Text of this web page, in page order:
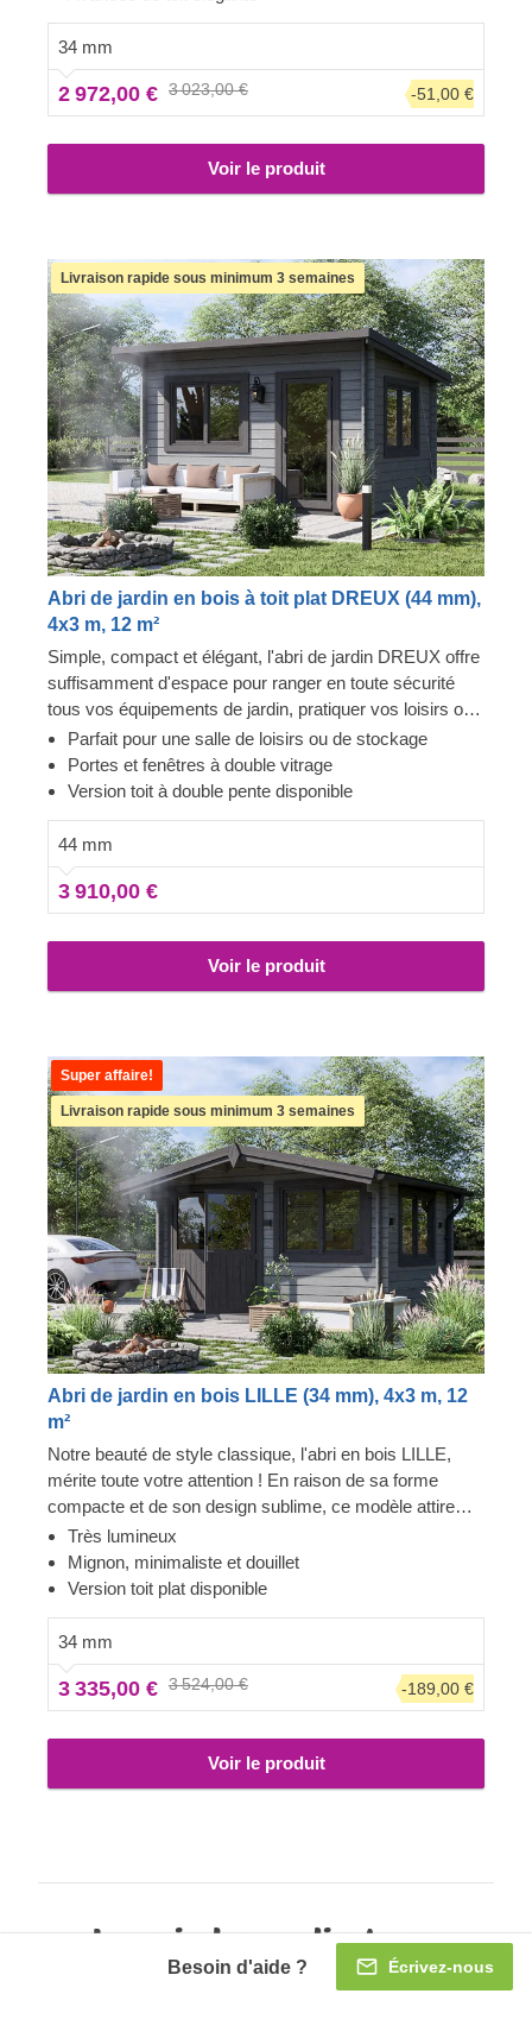
Écrivez-nous
Besoin d'aide ?
et offrira suffisamment de place pour aménager un coin
détente ou un espace de rangement.
34 mm
2 972,00 € 3 023,00 € -51,00 €
Voir le produit
Livraison rapide sous minimum 3 semaines
Abri de jardin en bois à toit plat DREUX (44 mm),
4x3 m, 12 m²
Simple, compact et élégant, l'abri de jardin DREUX offre
suffisamment d'espace pour ranger en toute sécurité
tous vos équipements de jardin, pratiquer vos loisirs ou
créer un espace ensoleillé dans votre jardin pour pouvoir
se reposer et se détendre confortablement. La
robustesse et la facilité de construction font de cet abri
recherchée et appréciée par nombreux de nos clients.
Pour votre plus grand confort, une version isolée de ce
modèle est également disponible.
Parfait pour une salle de loisirs ou de stockage
Portes et fenêtres à double vitrage
Version toit à double pente disponible
44 mm
3 910,00 €
Voir le produit
Super affaire!
Livraison rapide sous minimum 3 semaines
Abri de jardin en bois LILLE (34 mm), 4x3 m, 12
m²
Notre beauté de style classique, l'abri en bois LILLE,
mérite toute votre attention ! En raison de sa forme
compacte et de son design sublime, ce modèle attire
généralement les clients qui apprécient la simplicité et
l'esthétique classique du bois. Cet adorable abri peut se
transformer en bureau à domicile, ou bien par exemple
Très lumineux
Mignon, minimaliste et douillet
Version toit plat disponible
34 mm
3 335,00 € 3 524,00 € -189,00 €
Voir le produit
Les avis de nos clients sur
Trustpilot